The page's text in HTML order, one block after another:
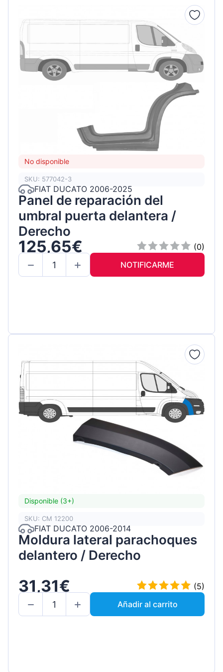
No disponible
SKU: 577042-3
FIAT DUCATO 2006-2025
Panel de reparación del
umbral puerta delantera /
Derecho
125,65€
(0)
NOTIFICARME
Disponible (3+)
SKU: CM 12200
FIAT DUCATO 2006-2014
Moldura lateral parachoques
delantero / Derecho
31,31€
(5)
Añadir al carrito